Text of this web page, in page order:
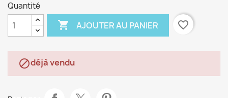
Quantité
 AJOUTER AU PANIER favorite_border
déjà vendu